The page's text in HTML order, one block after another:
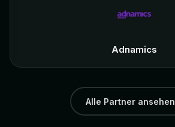
Adnamics
Alle Partner ansehen